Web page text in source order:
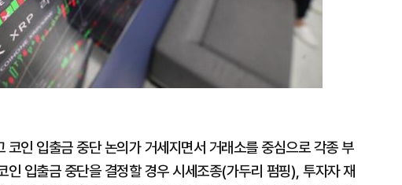
인 입출금 중단 논의가 거세지면서 거래소를 중심으로 각종 부
인 입출금 중단을 결정할 경우 시세조종(가두리 펌핑), 투자자 재